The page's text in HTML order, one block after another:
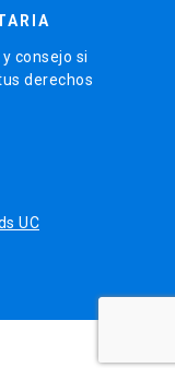
consejo si
derechos
UC